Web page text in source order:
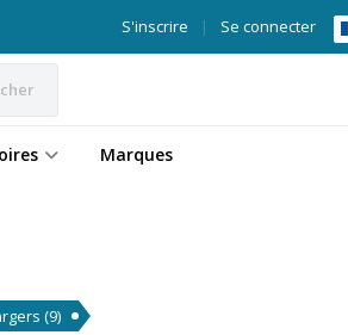
Se connecter
|
S'inscrire
Marques
(9)